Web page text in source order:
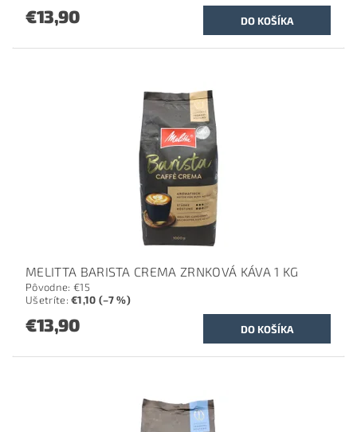
€13,90
MELITTA BARISTA CREMA ZRNKOVÁ KÁVA 1 KG
Pôvodne: €15
Ušetríte:€1,10 (–7 %)
€13,90